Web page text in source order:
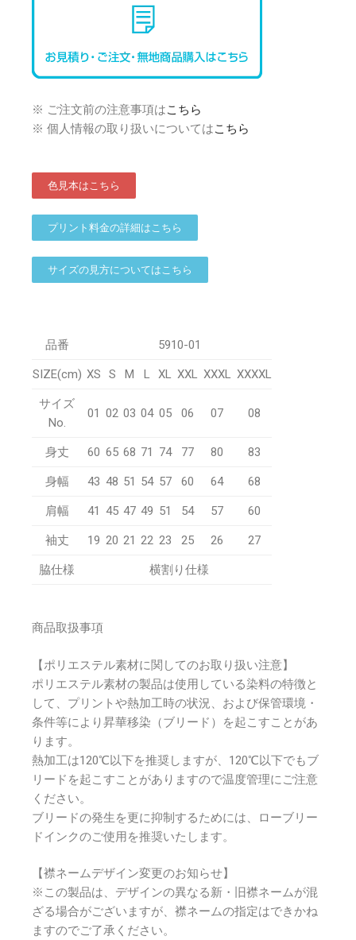
※ ご注文前の注意事項はこちら
※ 個人情報の取り扱いについてはこちら
色見本はこちら
プリント料金の詳細はこちら
サイズの見方についてはこちら
品番 5910-01
SIZE(cm) XS S M L XL XXL XXXL XXXXL
サイズ
No.
01 02 03 04 05 06 07 08
身丈 60 65 68 71 74 77 80 83
身幅 43 48 51 54 57 60 64 68
肩幅 41 45 47 49 51 54 57 60
袖丈 19 20 21 22 23 25 26 27
脇仕様 横割り仕様
商品取扱事項
【ポリエステル素材に関してのお取り扱い注意】
ポリエステル素材の製品は使用している染料の特徴と
して、プリントや熱加工時の状況、および保管環境・
条件等により昇華移染（ブリード）を起こすことがあ
ります。
熱加工は120℃以下を推奨しますが、120℃以下でもブ
リードを起こすことがありますので温度管理にご注意
ください。
ブリードの発生を更に抑制するためには、ローブリー
ドインクのご使用を推奨いたします。
【襟ネームデザイン変更のお知らせ】
※この製品は、デザインの異なる新・旧襟ネームが混
ざる場合がございますが、襟ネームの指定はできかね
ますのでご了承ください。